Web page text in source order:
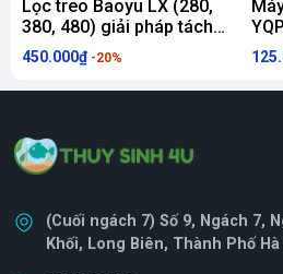
Lọc treo Baoyu LX (280,
380, 480) giải pháp tách
phân và lọc đa tầng toàn
diện
450.000₫ -20%
(Cuối ngách 7) Số 9, Ngách 7,
Khối, Long Biên, Thành Phố Hà